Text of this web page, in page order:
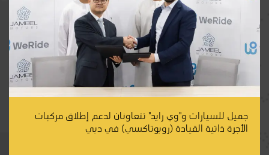
جميل للسيارات و"وي رايد" تتعاونان لدعم إطلاق مركبات
الأجرة ذاتية القيادة (روبوتاكسي) في دبي